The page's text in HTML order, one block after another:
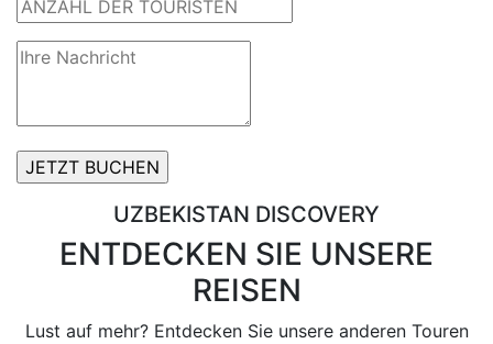
UZBEKISTAN DISCOVERY
ENTDECKEN SIE UNSERE
REISEN
Lust auf mehr? Entdecken Sie unsere anderen Touren